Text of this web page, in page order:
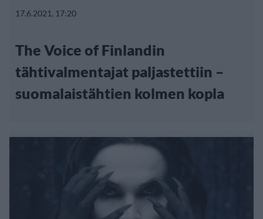
17.6.2021, 17:20
The Voice of Finlandin
tähtivalmentajat paljastettiin –
suomalaistähtien kolmen kopla